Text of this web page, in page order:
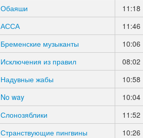
Обаяши
11:18
АССА
11:46
Бременские музыканты
10:06
Исключения из правил
08:02
Надувные жабы
10:58
No way
10:04
Слонозяблики
11:52
Странствующие пингвины
10:26